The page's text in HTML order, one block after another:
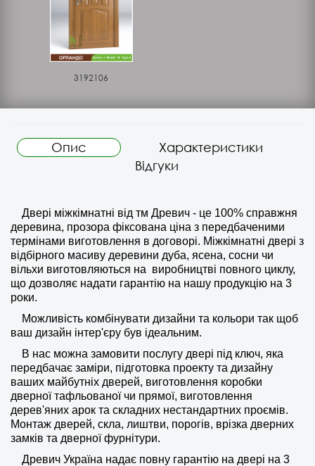
3192106
Опис
Характеристики
Відгуки
Двері міжкімнатні від тм Древич - це 100% справжня
деревина, прозора фіксована ціна з передбаченими
термінами виготовлення в договорі. Міжкімнатні двері з
відбірного масиву деревини дуба, ясена, сосни чи
вільхи виготовляються на виробництві повного циклу,
що дозволяє надати гарантію на нашу продукцію на 3
роки.
Можливість комбінувати дизайни та кольори так щоб
ваш дизайн інтер'єру був ідеальним.
В нас можна замовити послугу двері під ключ, яка
передбачає заміри, підготовка проекту та дизайну
ваших майбутніх дверей, виготовлення коробки
дверної тафльованої чи прямої, виготовлення
дерев'яних арок та складних нестандартних проємів.
Монтаж дверей, скла, лиштви, порогів, врізка дверних
замків та дверної фурнітури.
Древич Україна надає повну гарантію на двері на 3